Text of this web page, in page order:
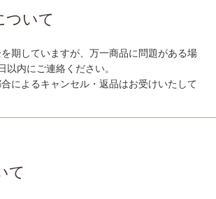
ついて
期していますが、万一商品に問題がある場
以内にご連絡ください。
によるキャンセル・返品はお受けいたして
て